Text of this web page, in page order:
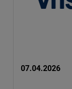
07.04.2026